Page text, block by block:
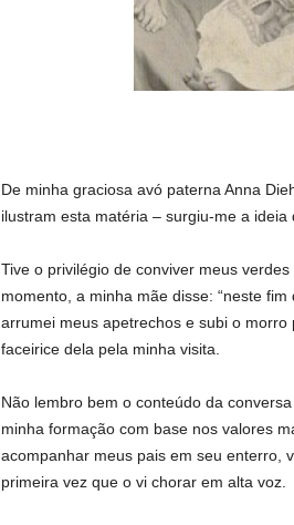
De minha graciosa avó paterna Anna
ilustram esta matéria – surgiu-me a
Tive o privilégio de conviver meus
momento, a minha mãe disse: “neste
arrumei meus apetrechos e subi o
faceirice dela pela minha visita.
Não lembro bem o conteúdo da
minha formação com base nos valores
acompanhar meus pais em seu enterro,
primeira vez que o vi chorar em alta voz.